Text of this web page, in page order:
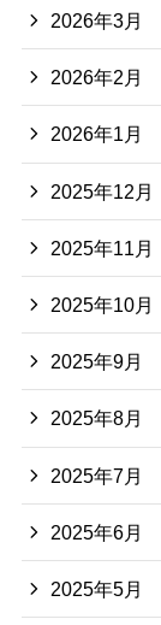
2026年3月
2026年2月
2026年1月
2025年12月
2025年11月
2025年10月
2025年9月
2025年8月
2025年7月
2025年6月
2025年5月